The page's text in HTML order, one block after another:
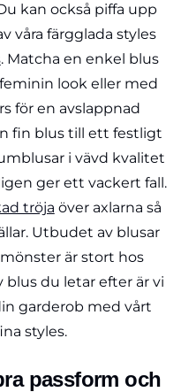
kan också piffa upp
våra färgglada styles
. Matcha en enkel blus
look eller med
för en avslappnad
fin blus till ett festligt
i vävd kvalitet
ger ett vackert fall.
tröja över axlarna så
Utbudet av blusar
är stort hos
blus du letar efter är vi
garderob med vårt
styles.
passform och